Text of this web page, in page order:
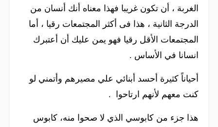
الغربة ، أن تكون غريبا فهذا معناه أنك أنسان من
الدرجة الثانية ، هذا فى أكثر المجتمعات رقيا ، أما
المجتمعات الأقل رقيا فهو يمن عليك أن أعتبرك
انسانا في الأساس .
أحياناً كثيرة أحسد أبنائي علي مصيرهم وأتمني لو
كنت معهم لأنهم ارتاحوا .
هذا جزء من كابوسي الذي لا صحوا منه، كابوس